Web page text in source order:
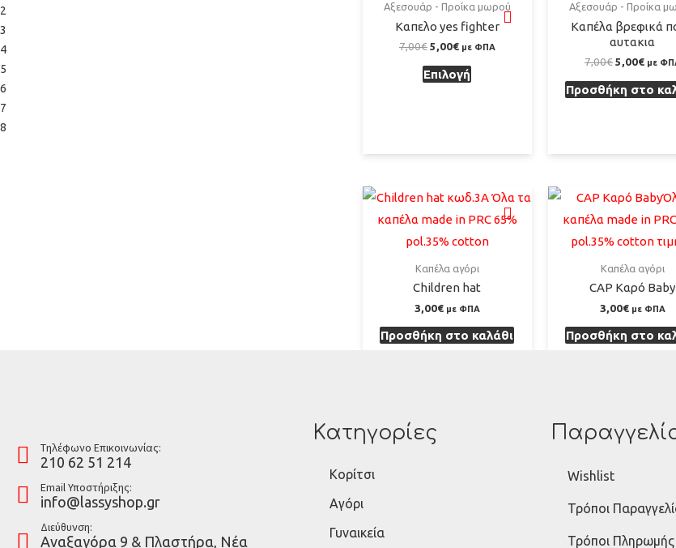
2
3
4
5
6
7
8
Αξεσουάρ - Προίκα μωρού
Καπελο yes fighter
7,00€5,00€ με ΦΠΑ
Επιλογή
Αξεσουάρ - Προίκα
Καπέλα βρεφικά
αυτακια
7,00€5,00€ με
Προσθήκη στο
Καπέλα αγόρι
Children hat
3,00€ με ΦΠΑ
Προσθήκη στο καλάθι
Καπέλα αγόρι
CAP Καρό Baby
3,00€ με ΦΠΑ
Προσθήκη στο
Tηλέφωνο Επικοινωνίας:
210 62 51 214
Email Υποστήριξης:
info@lassyshop.gr
Διεύθυνση:
Αναξαγόρα 9 & Πλαστήρα, Νέα
Κατηγορίες
Κορίτσι
Αγόρι
Γυναικεία
Wishlist
Τρόποι
Τρόποι Πληρωμής